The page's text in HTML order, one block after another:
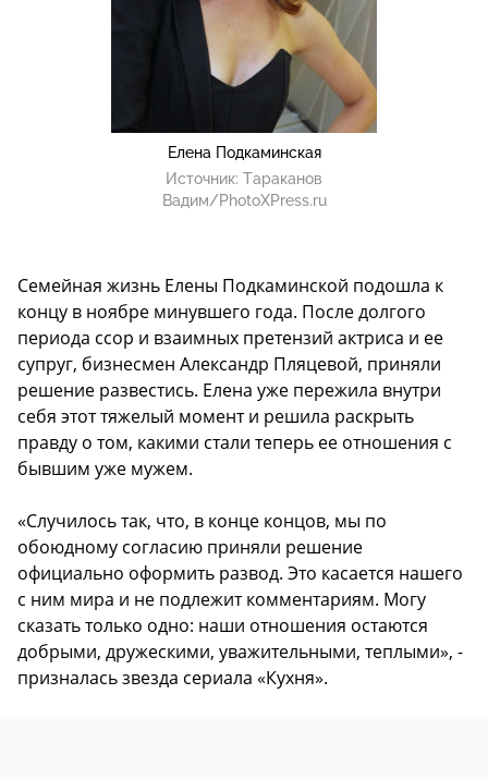
Елена Подкаминская
Источник: Тараканов
Вадим/PhotoXPress.ru
Семейная жизнь Елены Подкаминской подошла к
концу в ноябре минувшего года. После долгого
периода ссор и взаимных претензий актриса и ее
супруг, бизнесмен Александр Пляцевой, приняли
решение развестись. Елена уже пережила внутри
себя этот тяжелый момент и решила раскрыть
правду о том, какими стали теперь ее отношения с
бывшим уже мужем.
«Случилось так, что, в конце концов, мы по
обоюдному согласию приняли решение
официально оформить развод. Это касается нашего
с ним мира и не подлежит комментариям. Могу
сказать только одно: наши отношения остаются
добрыми, дружескими, уважительными, теплыми», -
призналась звезда сериала «Кухня».